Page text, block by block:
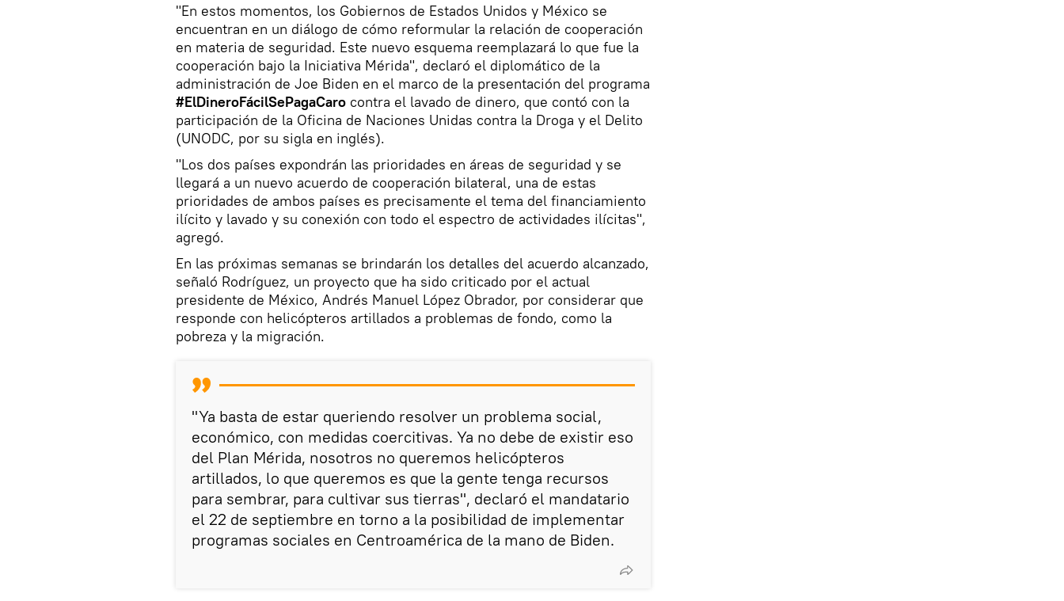
"En estos momentos, los Gobiernos de Estados Unidos y México se
encuentran en un diálogo de cómo reformular la relación de cooperación
en materia de seguridad. Este nuevo esquema reemplazará lo que fue la
cooperación bajo la Iniciativa Mérida", declaró el diplomático de la
administración de Joe Biden en el marco de la presentación del programa
#ElDineroFácilSePagaCaro contra el lavado de dinero, que contó con la
participación de la Oficina de Naciones Unidas contra la Droga y el Delito
(UNODC, por su sigla en inglés).
"Los dos países expondrán las prioridades en áreas de seguridad y se
llegará a un nuevo acuerdo de cooperación bilateral, una de estas
prioridades de ambos países es precisamente el tema del financiamiento
ilícito y lavado y su conexión con todo el espectro de actividades ilícitas",
agregó.
En las próximas semanas se brindarán los detalles del acuerdo alcanzado,
señaló Rodríguez, un proyecto que ha sido criticado por el actual
presidente de México, Andrés Manuel López Obrador, por considerar que
responde con helicópteros artillados a problemas de fondo, como la
pobreza y la migración.
"Ya basta de estar queriendo resolver un problema social,
económico, con medidas coercitivas. Ya no debe de existir eso
del Plan Mérida, nosotros no queremos helicópteros
artillados, lo que queremos es que la gente tenga recursos
para sembrar, para cultivar sus tierras", declaró el mandatario
el 22 de septiembre en torno a la posibilidad de implementar
programas sociales en Centroamérica de la mano de Biden.